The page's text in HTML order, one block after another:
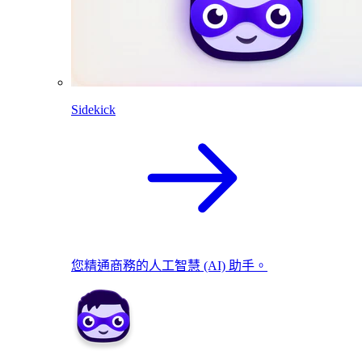
Sidekick
您精通商務的人工智慧 (AI) 助手。